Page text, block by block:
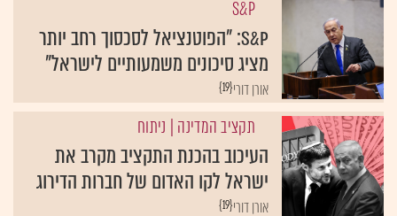
S&P
S&P: "הפוטנציאל לסכסוך רחב יותר
מציג סיכונים משמעותיים לישראל"
{19}אורן דורי
תקציב המדינה | ניתוח
העיכוב בהכנת התקציב מקרב את
ישראל לקו האדום של חברות הדירוג
{19}אורן דורי